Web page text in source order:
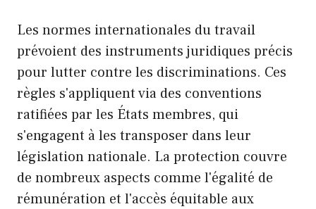
Les normes internationales du travail
prévoient des instruments juridiques précis
pour lutter contre les discriminations. Ces
règles s'appliquent via des conventions
ratifiées par les États membres, qui
s'engagent à les transposer dans leur
législation nationale. La protection couvre
de nombreux aspects comme l'égalité de
rémunération et l'accès équitable aux